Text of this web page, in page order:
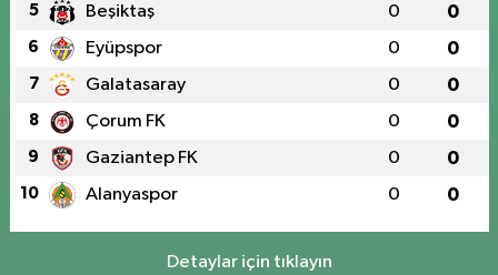
5 Beşiktaş 0 0
6 Eyüpspor 0 0
7 Galatasaray 0 0
8 Çorum FK 0 0
9 Gaziantep FK 0 0
10 Alanyaspor 0 0
Detaylar için tıklayın